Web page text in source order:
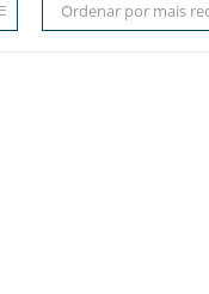
Ordenar por mais